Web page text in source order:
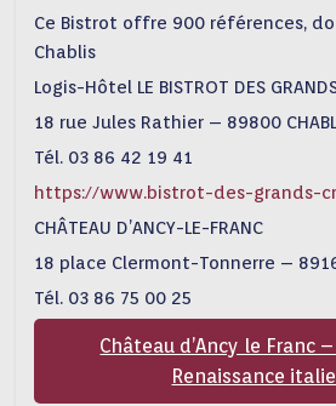
Ce Bistrot offre 900 références,
Chablis
Logis-Hôtel LE BISTROT DES
18 rue Jules Rathier – 89800
Tél. 03 86 42 19 41
https://www.bistrot-des-grands-
CHÂTEAU D’ANCY-LE-FRANC
18 place Clermont-Tonnerre –
Tél. 03 86 75 00 25
Château d’Ancy le Franc
Renaissance